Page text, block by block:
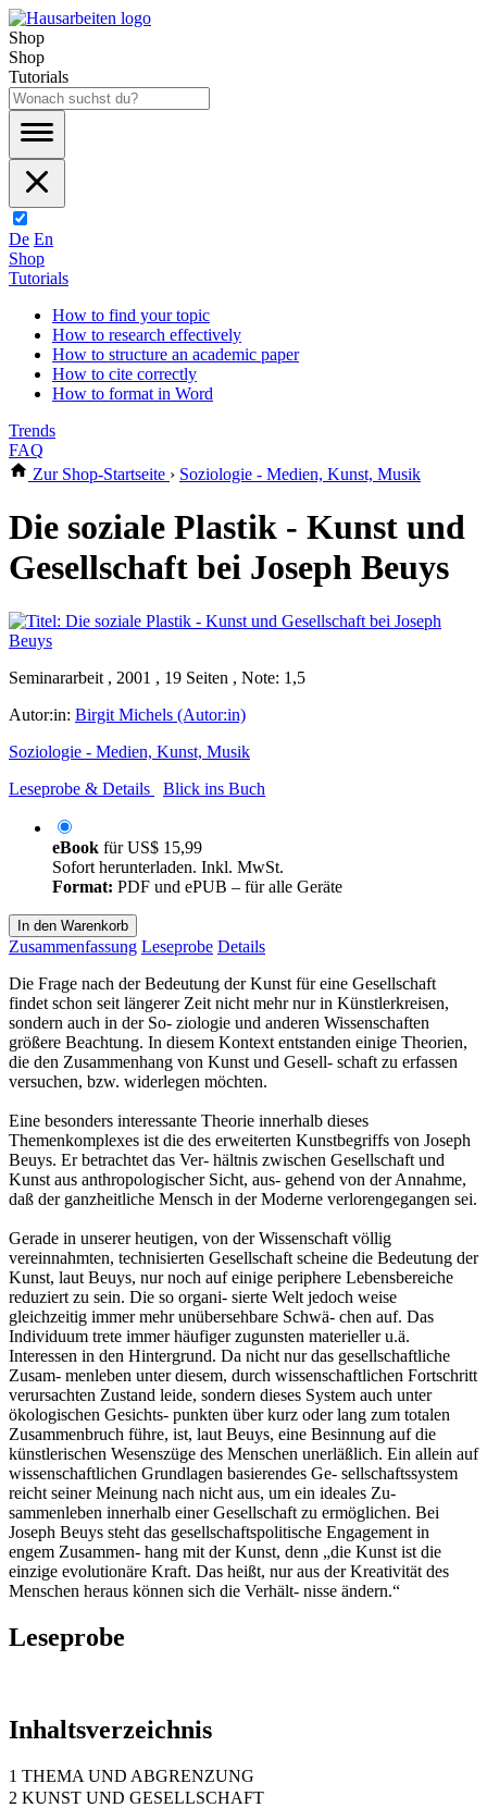
Shop
Shop
Tutorials
De En
Shop
Tutorials
How to find your topic
How to research effectively
How to structure an academic paper
How to cite correctly
How to format in Word
Trends
FAQ
Zur Shop-Startseite › Soziologie - Medien, Kunst, Musik
Die soziale Plastik - Kunst und
Gesellschaft bei Joseph Beuys
Seminararbeit , 2001 , 19 Seiten , Note: 1,5
Autor:in: Birgit Michels (Autor:in)
Soziologie - Medien, Kunst, Musik
Leseprobe & Details
Blick ins Buch
eBook fürUS$ 15,99
Sofort herunterladen. Inkl. MwSt.
Format: PDF und ePUB – für alle Geräte
In den Warenkorb
Zusammenfassung Leseprobe Details
Die Frage nach der Bedeutung der Kunst für eine Gesellschaft
findet schon seit längerer Zeit nicht mehr nur in Künstlerkreisen,
sondern auch in der So- ziologie und anderen Wissenschaften
größere Beachtung. In diesem Kontext entstanden einige Theorien,
die den Zusammenhang von Kunst und Gesell- schaft zu erfassen
versuchen, bzw. widerlegen möchten.
Eine besonders interessante Theorie innerhalb dieses
Themenkomplexes ist die des erweiterten Kunstbegriffs von Joseph
Beuys. Er betrachtet das Ver- hältnis zwischen Gesellschaft und
Kunst aus anthropologischer Sicht, aus- gehend von der Annahme,
daß der ganzheitliche Mensch in der Moderne verlorengegangen sei.
Gerade in unserer heutigen, von der Wissenschaft völlig
vereinnahmten, technisierten Gesellschaft scheine die Bedeutung der
Kunst, laut Beuys, nur noch auf einige periphere Lebensbereiche
reduziert zu sein. Die so organi- sierte Welt jedoch weise
gleichzeitig immer mehr unübersehbare Schwä- chen auf. Das
Individuum trete immer häufiger zugunsten materieller u.ä.
Interessen in den Hintergrund. Da nicht nur das gesellschaftliche
Zusam- menleben unter diesem, durch wissenschaftlichen Fortschritt
verursachten Zustand leide, sondern dieses System auch unter
ökologischen Gesichts- punkten über kurz oder lang zum totalen
Zusammenbruch führe, ist, laut Beuys, eine Besinnung auf die
künstlerischen Wesenszüge des Menschen unerläßlich. Ein allein auf
wissenschaftlichen Grundlagen basierendes Ge- sellschaftssystem
reicht seiner Meinung nach nicht aus, um ein ideales Zu-
sammenleben innerhalb einer Gesellschaft zu ermöglichen. Bei
Joseph Beuys steht das gesellschaftspolitische Engagement in
engem Zusammen- hang mit der Kunst, denn „die Kunst ist die
einzige evolutionäre Kraft. Das heißt, nur aus der Kreativität des
Menschen heraus können sich die Verhält- nisse ändern.“
Leseprobe
Inhaltsverzeichnis
1 THEMA UND ABGRENZUNG
2 KUNST UND GESELLSCHAFT